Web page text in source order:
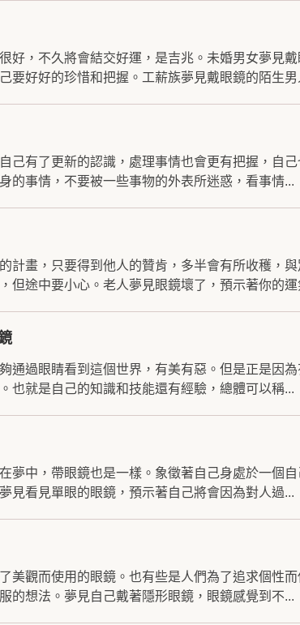
好，不久將會結交好運，是吉兆。未婚男女夢見
要好好的珍惜和把握。工薪族夢見戴眼鏡的陌生
有了更新的認識，處理事情也會更有把握，自己
事情，不要被一些事物的外表所迷惑，看事情...
計畫，只要得到他人的贊肯，多半會有所收穫，
但途中要小心。老人夢見眼鏡壞了，預示著你的運
通過眼睛看到這個世界，有美有惡。但是正是因
也就是自己的知識和技能還有經驗，總體可以稱...
夢中，帶眼鏡也是一樣。象徵著自己身處於一個
見看見單眼的眼鏡，預示著自己將會因為對人過...
美觀而使用的眼鏡。也有些是人們為了追求個性
的想法。夢見自己戴著隱形眼鏡，眼鏡感覺到不...